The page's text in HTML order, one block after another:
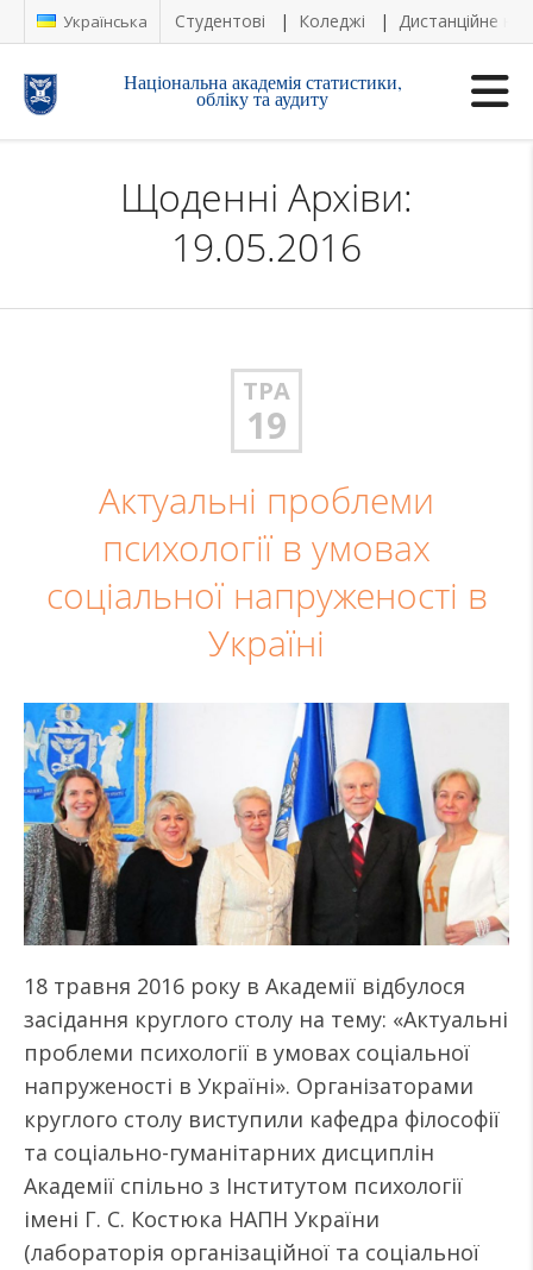
Українська Студентові Коледжі Дистанційне
Національна академія статистики,
обліку та аудиту
Щоденні Архіви:
19.05.2016
ТРА
19
Актуальні проблеми
психології в умовах
соціальної напруженості в
Україні
18 травня 2016 року в Академії відбулося
засідання круглого столу на тему: «Актуальні
проблеми психології в умовах соціальної
напруженості в Україні». Організаторами
круглого столу виступили кафедра філософії
та соціально-гуманітарних дисциплін
Академії спільно з Інститутом психології
імені Г. С. Костюка НАПН України
(лабораторія організаційної та соціальної